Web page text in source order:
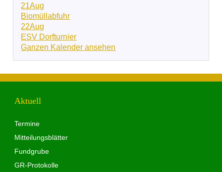
21Aug
Biomüllabfuhr
22Aug
ESV Dorfturnier
Ganzen Kalender ansehen
Aktuell
Termine
Mitteilungsblätter
Fundgrube
GR-Protokolle